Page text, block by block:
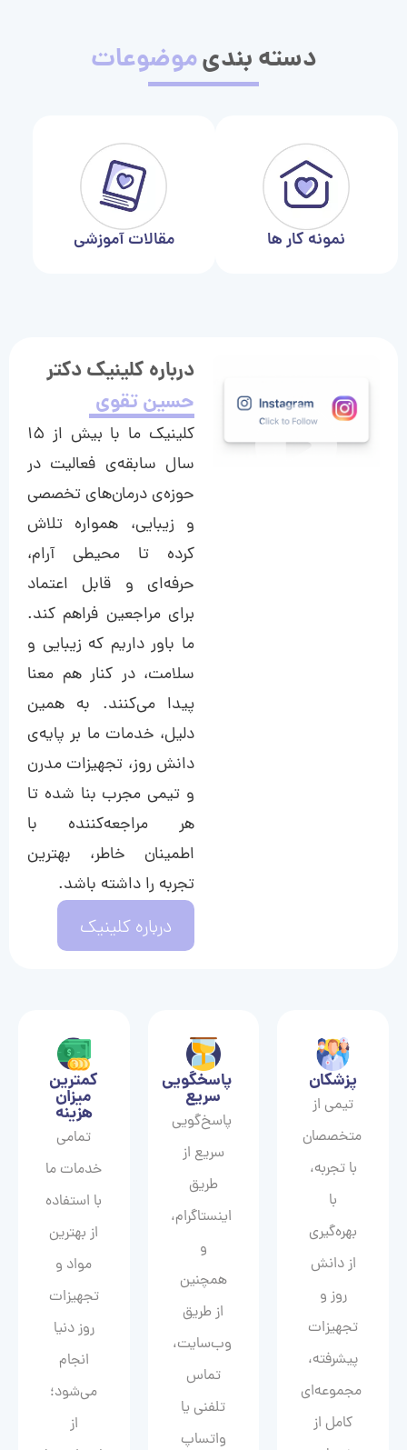
دسته بندیموضوعات
نمونه کار ها مقالات آموزشی
درباره کلینیک دکتر
حسین تقوی
کلینیک ما با بیش از ۱۵
سال سابقه‌ی فعالیت در
حوزه‌ی درمان‌های تخصصی
و زیبایی، همواره تلاش
کرده تا محیطی آرام،
حرفه‌ای و قابل اعتماد
برای مراجعین فراهم کند.
ما باور داریم که زیبایی و
سلامت، در کنار هم معنا
پیدا می‌کنند. به همین
دلیل، خدمات ما بر پایه‌ی
دانش روز، تجهیزات مدرن
و تیمی مجرب بنا شده تا
هر مراجعه‌کننده با
اطمینان خاطر، بهترین
تجربه را داشته باشد.
درباره کلینیک
پزشکان
تیمی از
متخصصان
با تجربه،
با
بهره‌گیری
از دانش
روز و
تجهیزات
پیشرفته،
مجموعه‌ای
کامل از
پاسخگویی
سریع
پاسخ‌گویی
سریع از
طریق
اینستاگرام،
و
همچنین
از طریق
وب‌سایت،
تماس
تلفنی یا
واتساپ
کمترین
میزان
هزینه
تمامی
خدمات ما
با استفاده
از بهترین
مواد و
تجهیزات
روز دنیا
انجام
می‌شود؛
از